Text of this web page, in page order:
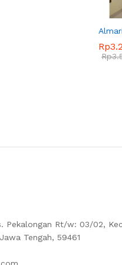
Rp
Rp
Rp
Rp
Pekalongan Rt/w: 03/02,
Tengah, 59461